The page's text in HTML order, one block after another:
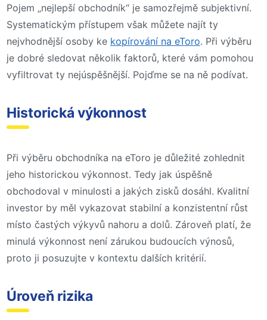
Pojem „nejlepší obchodník“ je samozřejmě subjektivní.
Systematickým přístupem však můžete najít ty
nejvhodnější osoby ke kopírování na eToro. Při výběru
je dobré sledovat několik faktorů, které vám pomohou
vyfiltrovat ty nejúspěšnější. Pojďme se na ně podívat.
Historická výkonnost
Při výběru obchodníka na eToro je důležité zohlednit
jeho historickou výkonnost. Tedy jak úspěšně
obchodoval v minulosti a jakých zisků dosáhl. Kvalitní
investor by měl vykazovat stabilní a konzistentní růst
místo častých výkyvů nahoru a dolů. Zároveň platí, že
minulá výkonnost není zárukou budoucích výnosů,
proto ji posuzujte v kontextu dalších kritérií.
Úroveň rizika